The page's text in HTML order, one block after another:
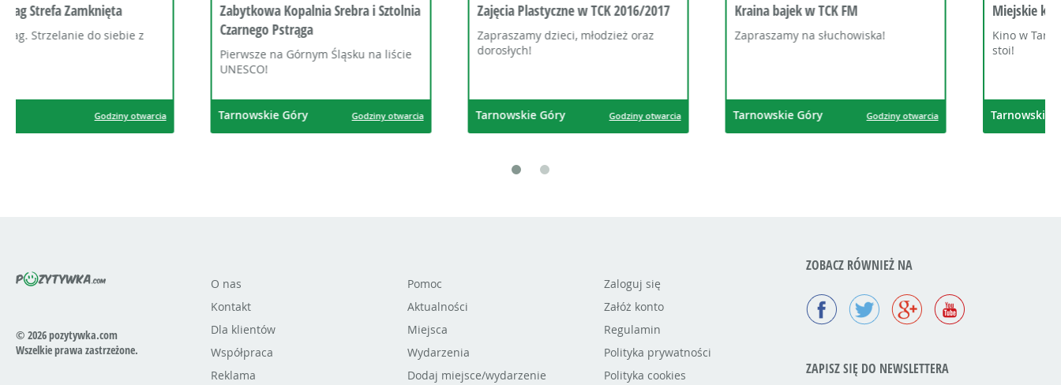
Zabytkowa Kopalnia Srebra i Sztolnia
Czarnego Pstrąga
Pierwsze na Górnym Śląsku na liście
Tarnowskie Góry Godziny otwarcia
Zajęcia Plastyczne w TCK 2016/2017
Zapraszamy dzieci, młodzież oraz
dorosłych!
Tarnowskie Góry Godziny otwarcia
Kraina bajek w TCK FM
Zapraszamy na słuchowiska!
Tarnowskie Góry Godziny otwarcia
Miejskie kino Olbrzym
Kino w Tarnowskich Górach potęgą
Tarnowskie Góry Godziny otwarcia
© 2026 pozytywka.com
Wszelkie prawa zastrzeżone.
O nas
Kontakt
Dla klientów
Współpraca
Reklama
Pomoc
Aktualności
Miejsca
Wydarzenia
Dodaj miejsce/wydarzenie
Zaloguj się
Załóż konto
Regulamin
Polityka prywatności
Polityka cookies
ZOBACZ RÓWNIEŻ NA
ZAPISZ SIĘ DO NEWSLETTERA